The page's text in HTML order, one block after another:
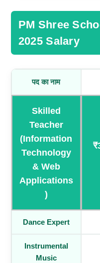
PM Shree
2025 Salary
पद का नाम
Skilled
Teacher
(Information
Technology
& Web
Applications
)
Dance Expert
Instrumental
Music